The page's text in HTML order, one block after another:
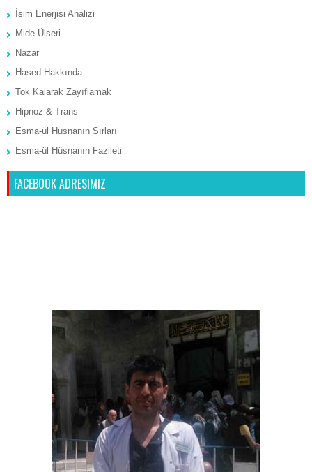
İsim Enerjisi Analizi
Mide Ülseri
Nazar
Hased Hakkında
Tok Kalarak Zayıflamak
Hipnoz & Trans
Esma-ül Hüsnanın Sırları
Esma-ül Hüsnanın Fazileti
FACEBOOK ADRESIMIZ